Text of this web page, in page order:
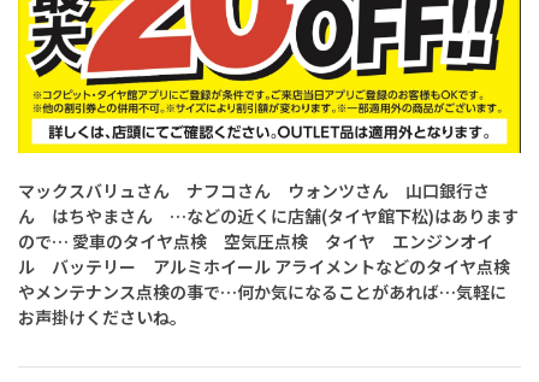
マックスバリュさん ナフコさん ウォンツさん 山口銀行さ
ん はちやまさん …などの近くに店舗(タイヤ館下松)はあります
ので… 愛車のタイヤ点検 空気圧点検 タイヤ エンジンオイ
ル バッテリー アルミホイール アライメントなどのタイヤ点検
やメンテナンス点検の事で…何か気になることがあれば…気軽に
お声掛けくださいね。